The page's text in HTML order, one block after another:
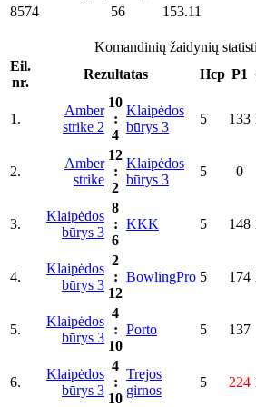
8574
56 153.11
Komandinių žaidynių
Eil.
nr.
Rezultatas Hcp P1
1.
Amber
strike 2
10
:
4
Klaipėdos
būrys 3
5 133
2.
Amber
strike
12
:
2
Klaipėdos
būrys 3
5 0
3.
Klaipėdos
būrys 3
8
:
6
KKK 5 148
4.
Klaipėdos
būrys 3
2
:
12
BowlingPro 5 174
5.
Klaipėdos
būrys 3
4
:
10
Porto 5 137
6.
Klaipėdos
būrys 3
4
:
10
Trejos
girnos
5 224